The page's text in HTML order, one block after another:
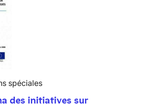
spéciales
des initiatives sur